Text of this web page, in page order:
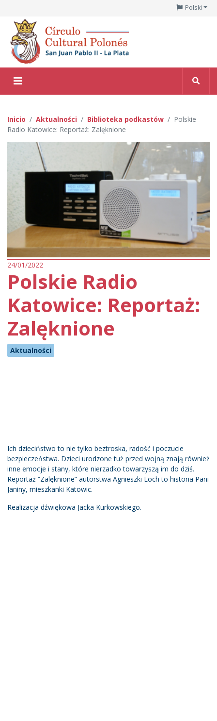
Polski
Inicio Aktualności Biblioteka podkastów
Polskie
Radio Katowice: Reportaż: Zalęknione
24/01/2022
Polskie Radio
Katowice: Reportaż:
Zalęknione
Aktualności
Ich dzieciństwo to nie tylko beztroska, radość i poczucie
bezpieczeństwa. Dzieci urodzone tuż przed wojną znają również
inne emocje i stany, które nierzadko towarzyszą im do dziś.
Reportaż “Zalęknione” autorstwa Agnieszki Loch to historia Pani
Janiny, mieszkanki Katowic.
Realizacja dźwiękowa Jacka Kurkowskiego.